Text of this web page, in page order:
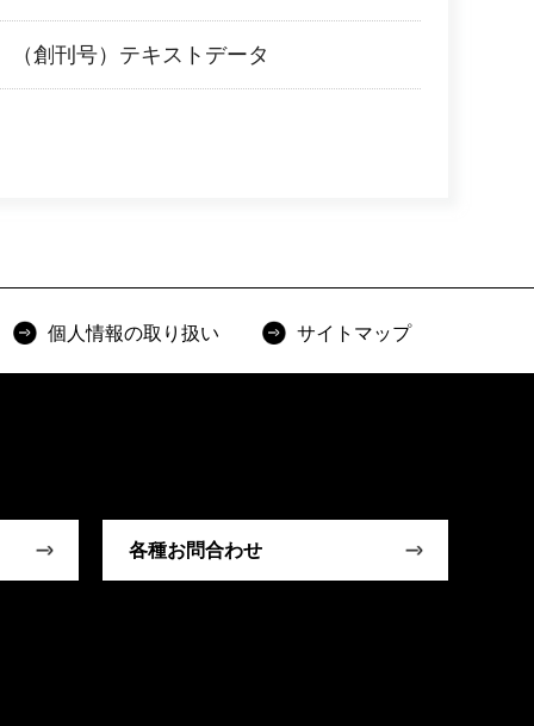
（創刊号）テキストデータ
個人情報の取り扱い サイトマップ
各種お問合わせ